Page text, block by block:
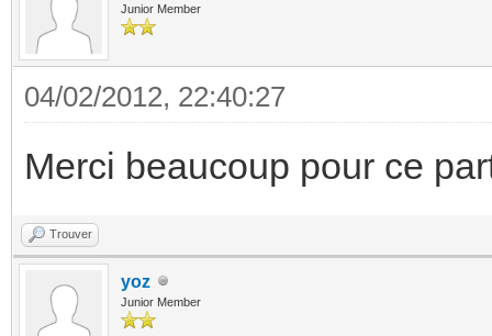
Junior Member
04/02/2012, 22:40:27
Merci beaucoup pour ce
Trouver
yoz
Junior Member